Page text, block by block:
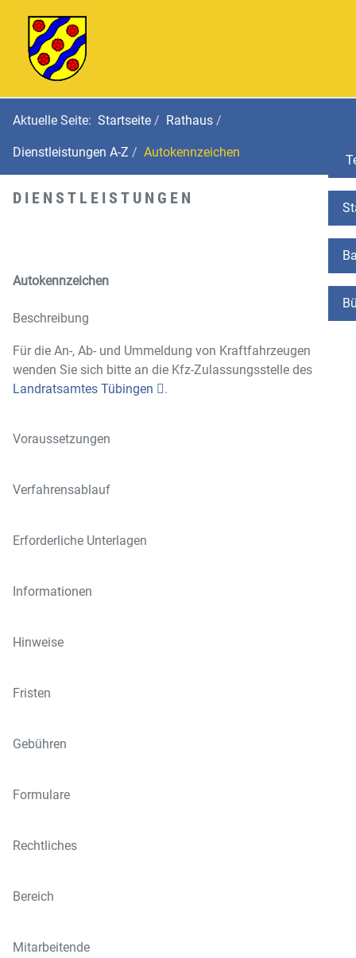
Aktuelle Seite: Startseite Rathaus
Dienstleistungen A-Z Autokennzeichen
DIENSTLEISTUNGEN
Autokennzeichen
Beschreibung
Für die An-, Ab- und Ummeldung von Kraftfahrzeugen
wenden Sie sich bitte an die Kfz-Zulassungsstelle des
Landratsamtes Tübingen
.
Voraussetzungen
Verfahrensablauf
Erforderliche Unterlagen
Informationen
Hinweise
Fristen
Gebühren
Formulare
Rechtliches
Bereich
Mitarbeitende